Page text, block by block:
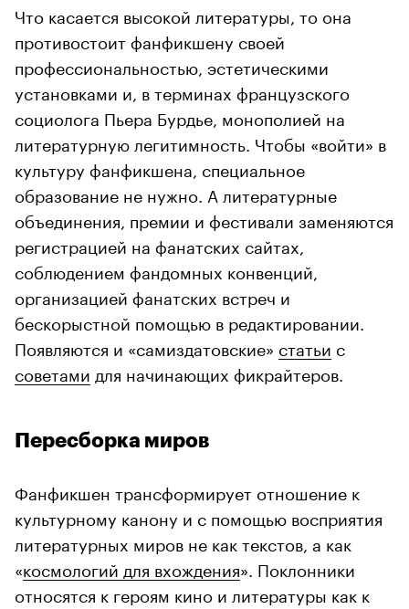
Что касается высокой литературы, то она
противостоит фанфикшену своей
профессиональностью, эстетическими
установками и, в терминах французского
социолога Пьера Бурдье, монополией на
литературную легитимность. Чтобы «войти» в
культуру фанфикшена, специальное
образование не нужно. А литературные
объединения, премии и фестивали заменяются
регистрацией на фанатских сайтах,
соблюдением фандомных конвенций,
организацией фанатских встреч и
бескорыстной помощью в редактировании.
Появляются и «самиздатовские» статьи с
советами для начинающих фикрайтеров.
Пересборка миров
Фанфикшен трансформирует отношение к
культурному канону и с помощью восприятия
литературных миров не как текстов, а как
«космологий для вхождения». Поклонники
относятся к героям кино и литературы как к